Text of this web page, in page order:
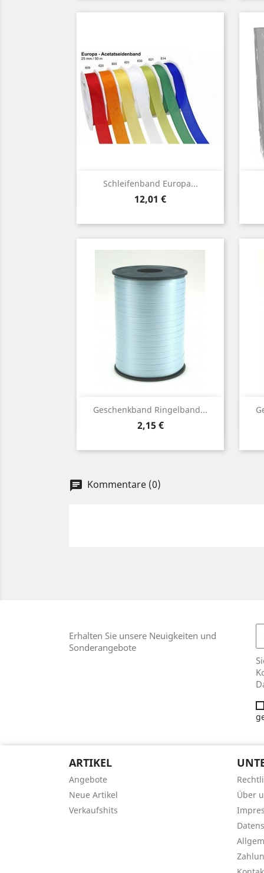
Schleifenband Europa...
Preis
12,01 €
Vorschau
Geschenkband Ringelband...
Preis
2,15 €
Vorschau
chat Kommentare (0)
Erhalten Sie unsere Neuigkeiten und
Sonderangebote
ARTIKEL
Angebote
Neue Artikel
Verkaufshits
Über